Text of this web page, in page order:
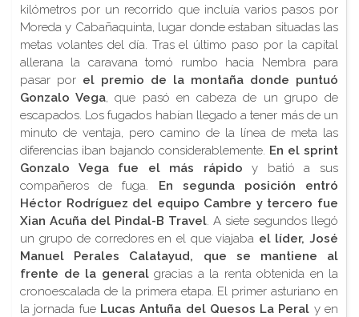
kilómetros por un recorrido que incluía varios pasos por
Moreda y Cabañaquinta, lugar donde estaban situadas las
metas volantes del día. Tras el último paso por la capital
allerana la caravana tomó rumbo hacia Nembra para
pasar por el premio de la montaña donde puntuó
Gonzalo Vega , que pasó en cabeza de un grupo de
escapados. Los fugados habían llegado a tener más de un
minuto de ventaja, pero camino de la línea de meta las
diferencias iban bajando considerablemente. En el sprint
Gonzalo Vega fue el más rápido y batió a sus
compañeros de fuga. En segunda posición entró
Héctor Rodríguez del equipo Cambre y tercero fue
Xian Acuña del Pindal-B Travel . A siete segundos llegó
un grupo de corredores en el que viajaba el líder, José
Manuel Perales Calatayud, que se mantiene al
frente de la generalgracias a la renta obtenida en la
cronoescalada de la primera etapa. El primer asturiano en
la jornada fue Lucas Antuña del Quesos La Peral y en